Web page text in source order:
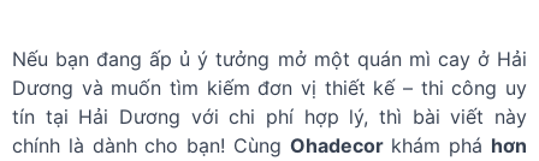
Nếu bạn đang ấp ủ ý tưởng mở một quán mì cay ở Hải
Dương và muốn tìm kiếm đơn vị thiết kế – thi công uy
tín tại Hải Dương với chi phí hợp lý, thì bài viết này
chính là dành cho bạn! Cùng Ohadecorkhám phá hơn